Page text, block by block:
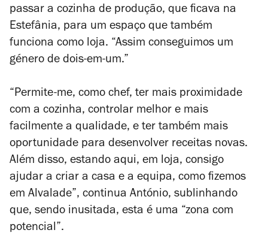
passar a cozinha de produção, que ficava na
Estefânia, para um espaço que também
funciona como loja. “Assim conseguimos um
género de dois-em-um.”
“Permite-me, como chef, ter mais proximidade
com a cozinha, controlar melhor e mais
facilmente a qualidade, e ter também mais
oportunidade para desenvolver receitas novas.
Além disso, estando aqui, em loja, consigo
ajudar a criar a casa e a equipa, como fizemos
em Alvalade”, continua António, sublinhando
que, sendo inusitada, esta é uma “zona com
potencial”.